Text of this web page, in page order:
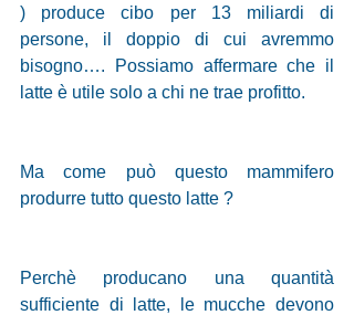
) produce cibo per 13 miliardi di
persone, il doppio di cui avremmo
bisogno…. Possiamo affermare che il
latte è utile solo a chi ne trae profitto.
Ma come può questo mammifero
produrre tutto questo latte ?
Perchè producano una quantità
sufficiente di latte, le mucche devono